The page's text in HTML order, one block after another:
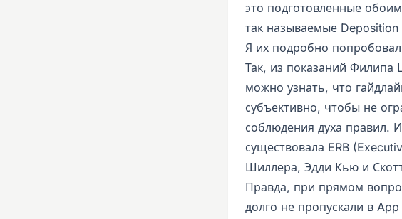
это подготовленные
так называемые Deposition
Я их подробно
Так, из показаний
можно узнать, что
субъективно, чтобы не
соблюдения духа правил.
существовала ERB
Шиллера, Эдди Кью и
Правда, при прямом
долго не пропускали в